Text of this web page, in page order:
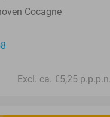
Cocagne
Excl. ca. €5,25